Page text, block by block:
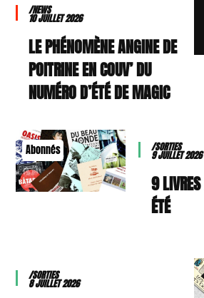
/NEWS
10 JUILLET 2026
LE PHÉNOMÈNE ANGINE DE
POITRINE EN COUV’ DU
NUMÉRO D’ÉTÉ DE MAGIC
Abonnés /SORTIES
9 JUILLET 2026
9 LIVRES
ÉTÉ
/SORTIES
8 JUILLET 2026